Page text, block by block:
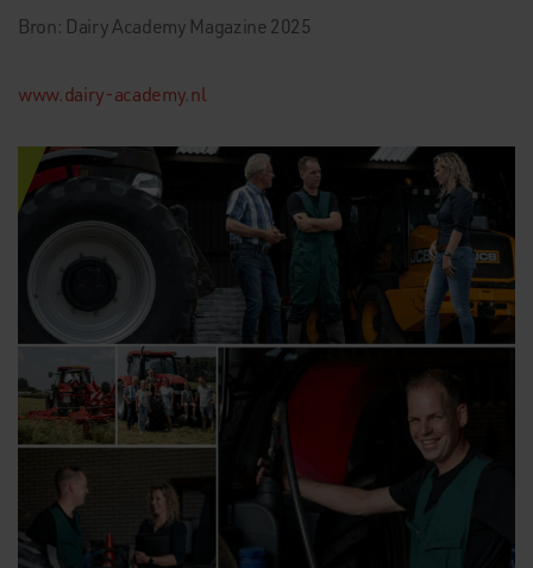
Bron: Dairy Academy Magazine 2025
www.dairy-academy.nl